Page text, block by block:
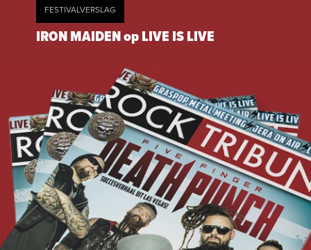
FESTIVALVERSLAG
IRON MAIDEN op LIVE IS LIVE